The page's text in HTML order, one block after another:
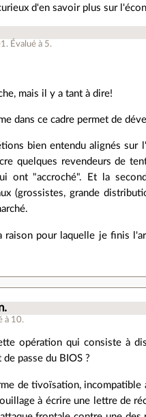
d'en savoir plus sur
. Évalué à 5.
mais il y a tant à dire!
dans ce cadre permet de
bien entendu alignés
quelques revendeurs de
ont "accroché". Et la
(grossistes, grande
raison pour laquelle je finis
à 10.
opération qui consiste à
passe du BIOS ?
de tivoïsation, incompatible
à écrire une lettre de